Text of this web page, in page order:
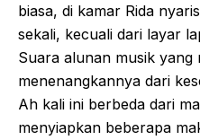
biasa, di kamar Rida
sekali, kecuali dari layar
Suara alunan musik yang
menenangkannya dari
Ah kali ini berbeda dari
menyiapkan beberapa